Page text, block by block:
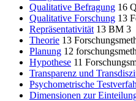
Qualitative Befragung 16
Qualitative Forschung 13
Repräsentativität 13 BM 3
Theorie 13
Planung 12 forschungsmeth
Hypothese 11
Transparenz und
Psychometrische
Dimensionen zur